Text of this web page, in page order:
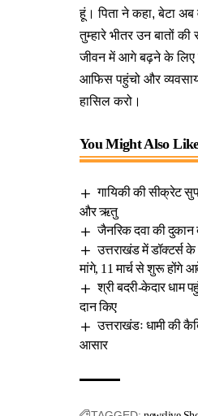
हूं। पिता ने कहा, बेटा
तुम्हारे भीतर उन बातों
जीवन में आगे बढ़ने के
आफिस पहुंचो और व्यवसाय
हासिल करो।
You Might Also
गायिकी की सीक्रेट
और ऋतु
जैनरिक दवा की दुकान
उत्तराखंड में डॉक्टर्स
मांगे, 11 मार्च से शुरू होंगे
श्री बदरी-केदार धाम
दान किए
उत्तराखंडः धामी की
आसार